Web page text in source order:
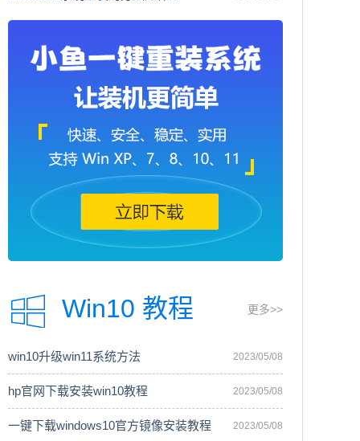
Win10 教程 更多>>
win10升级win11系统方法 2023/05/08
hp官网下载安装win10教程 2023/05/08
一键下载windows10官方镜像安装教程 2023/05/08